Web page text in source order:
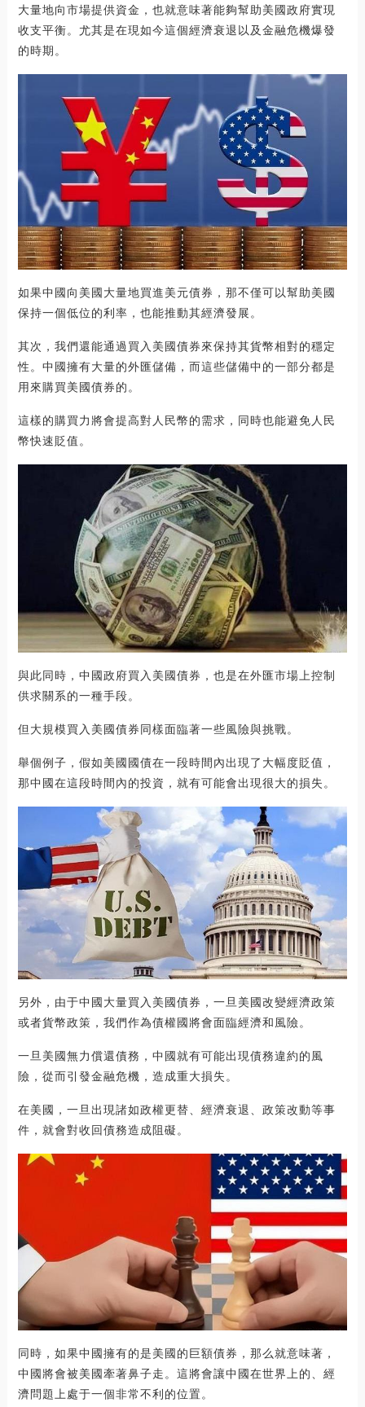
大量地向市場提供資金，也就意味著能夠幫助美國政府實現
收支平衡。尤其是在現如今這個經濟衰退以及金融危機爆發
的時期。
如果中國向美國大量地買進美元債券，那不僅可以幫助美國
保持一個低位的利率，也能推動其經濟發展。
其次，我們還能通過買入美國債券來保持其貨幣相對的穩定
性。中國擁有大量的外匯儲備，而這些儲備中的一部分都是
用來購買美國債券的。
這樣的購買力將會提高對人民幣的需求，同時也能避免人民
幣快速貶值。
與此同時，中國政府買入美國債券，也是在外匯市場上控制
供求關系的一種手段。
但大規模買入美國債券同樣面臨著一些風險與挑戰。
舉個例子，假如美國國債在一段時間內出現了大幅度貶值，
那中國在這段時間內的投資，就有可能會出現很大的損失。
另外，由于中國大量買入美國債券，一旦美國改變經濟政策
或者貨幣政策，我們作為債權國將會面臨經濟和風險。
一旦美國無力償還債務，中國就有可能出現債務違約的風
險，從而引發金融危機，造成重大損失。
在美國，一旦出現諸如政權更替、經濟衰退、政策改動等事
件，就會對收回債務造成阻礙。
同時，如果中國擁有的是美國的巨額債券，那么就意味著，
中國將會被美國牽著鼻子走。這將會讓中國在世界上的、經
濟問題上處于一個非常不利的位置。